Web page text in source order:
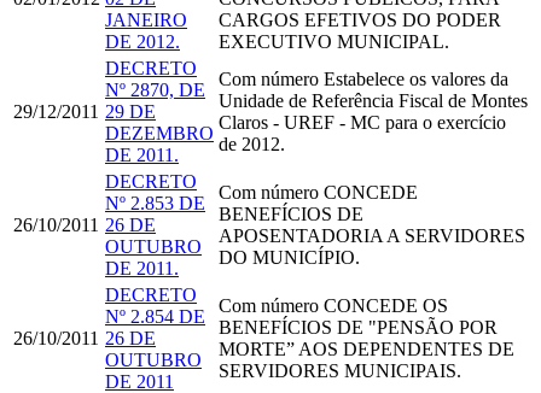
JANEIRO
DE 2012.
CARGOS EFETIVOS DO PODER
EXECUTIVO MUNICIPAL.
29/12/2011
DECRETO
Nº 2870, DE
29 DE
DEZEMBRO
DE 2011.
Com número Estabelece os valores da
Unidade de Referência Fiscal de Montes
Claros - UREF - MC para o exercício
de 2012.
26/10/2011
DECRETO
Nº 2.853 DE
26 DE
OUTUBRO
DE 2011.
Com número CONCEDE
BENEFÍCIOS DE
APOSENTADORIA A SERVIDORES
DO MUNICÍPIO.
26/10/2011
DECRETO
Nº 2.854 DE
26 DE
OUTUBRO
DE 2011
Com número CONCEDE OS
BENEFÍCIOS DE "PENSÃO POR
MORTE” AOS DEPENDENTES DE
SERVIDORES MUNICIPAIS.